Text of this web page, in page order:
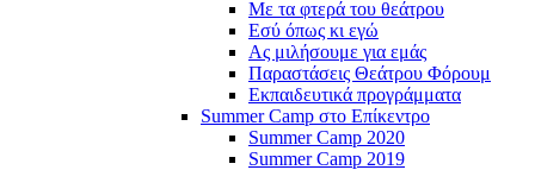
Με τα φτερά του θεάτρου
Εσύ όπως κι εγώ
Ας μιλήσουμε για εμάς
Παραστάσεις Θεάτρου Φόρουμ
Εκπαιδευτικά προγράμματα
Summer Camp στο Επίκεντρο
Summer Camp 2020
Summer Camp 2019